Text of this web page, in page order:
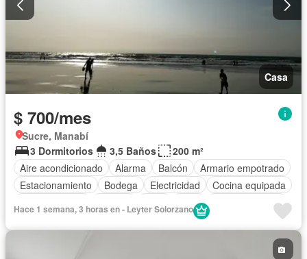
Casa
$ 700/mes
Sucre, Manabí
3 Dormitorios
3,5 Baños
200 m²
Aire acondicionado
Alarma Balcón
Armario empotrado
Estacionamiento
Bodega Electricidad
Cocina equipada
Patio
Área para niños
Seguridad Completamente amoblado
Hace 1 semana, 3 horas en - Leyter Solorzano